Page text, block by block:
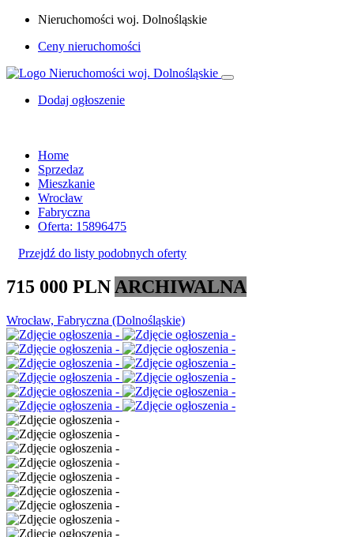
Nieruchomości woj. Dolnośląskie
Ceny nieruchomości
Dodaj ogłoszenie
Home
Sprzedaz
Mieszkanie
Wrocław
Fabryczna
Oferta: 15896475
Przejdź do listy podobnych oferty
715 000 PLN ARCHIWALNA
Wrocław, Fabryczna (Dolnośląskie)